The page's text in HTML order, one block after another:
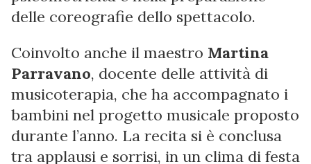
delle coreografie dello spettacolo.
Coinvolto anche il maestro Martina
Parravano, docente delle attività di
musicoterapia, che ha accompagnato i
bambini nel progetto musicale proposto
durante l’anno. La recita si è conclusa
tra applausi e sorrisi, in un clima di festa